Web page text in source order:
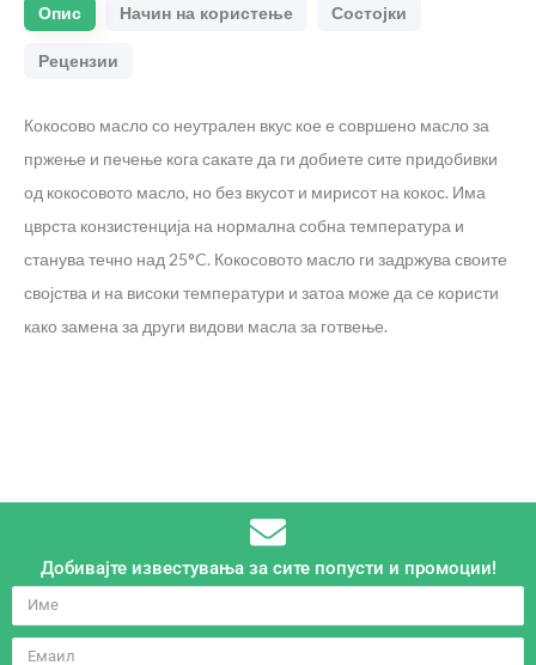
Опис Начин на користење Состојки
Рецензии
Кокосово масло со неутрален вкус кое е совршено масло за
пржење и печење кога сакате да ги добиете сите придобивки
од кокосовото масло, но без вкусот и мирисот на кокос. Има
цврста конзистенција на нормална собна температура и
станува течно над 25°C. Кокосовото масло ги задржува своите
својства и на високи температури и затоа може да се користи
како замена за други видови масла за готвење.
Добивајте известувања за сите попусти и промоции!